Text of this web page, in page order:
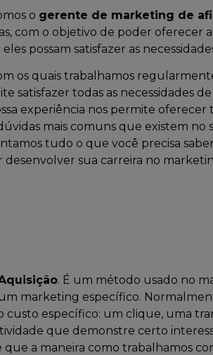
o gerente de marketing de
com o objetivo de poder oferecer
possam satisfazer as
os quais trabalhamos
satisfazer todas as necessidades
experiência nos permite oferecer
mais comuns que existem no
tudo o que você precisa
sua carreira no
. É um método usado no
marketing específico.
custo específico: um clique, uma
que demonstre certo
a maneira como trabalhamos